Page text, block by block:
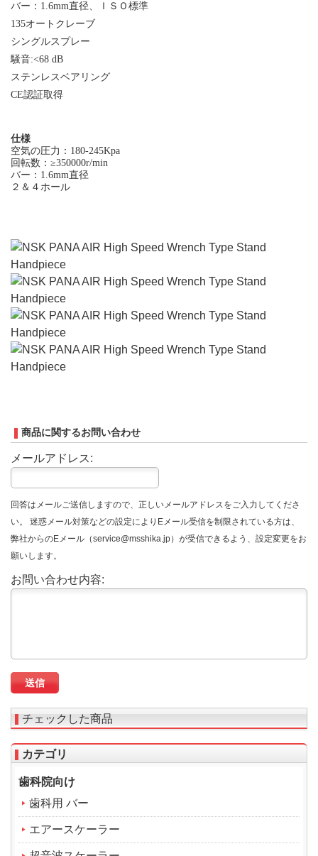
バー：1.6mm直径、ＩＳＯ標準
135オートクレーブ
シングルスプレー
騒音:<68 dB
ステンレスベアリング
CE認証取得
仕様
空気の圧力：180-245Kpa
回転数：≥350000r/min
バー：1.6mm直径
２＆４ホール
商品に関するお問い合わせ
メールアドレス:
回答はメールご送信しますので、正しいメールアドレスをご入力してくださ
い。 迷惑メール対策などの設定によりEメール受信を制限されている方は、
弊社からのEメール（service@msshika.jp）が受信できるよう、設定変更をお
願いします。
お問い合わせ内容:
チェックした商品
カテゴリ
歯科院向け
歯科用 バー
エアースケーラー